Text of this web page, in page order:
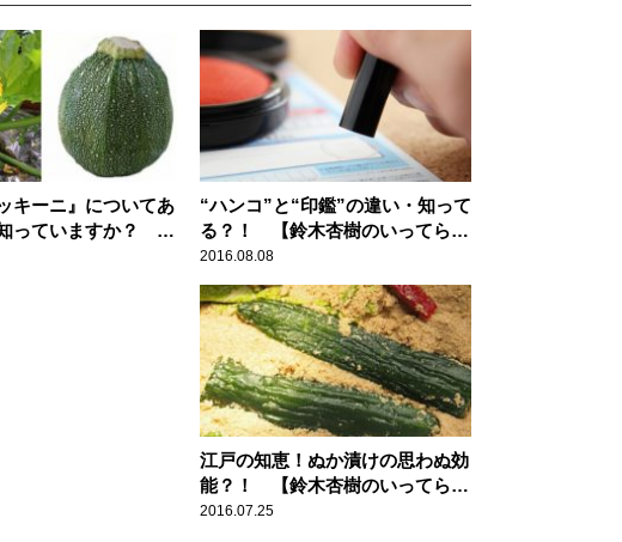
キーニ』についてあ
っていますか？
“ハンコ”と“印鑑”の違い・知って
る？！ 【鈴木杏樹のいってらっ
しゃい】
2016.08.08
江戸の知恵！ぬか漬けの思わぬ効
能？！ 【鈴木杏樹のいってらっ
しゃい】
2016.07.25